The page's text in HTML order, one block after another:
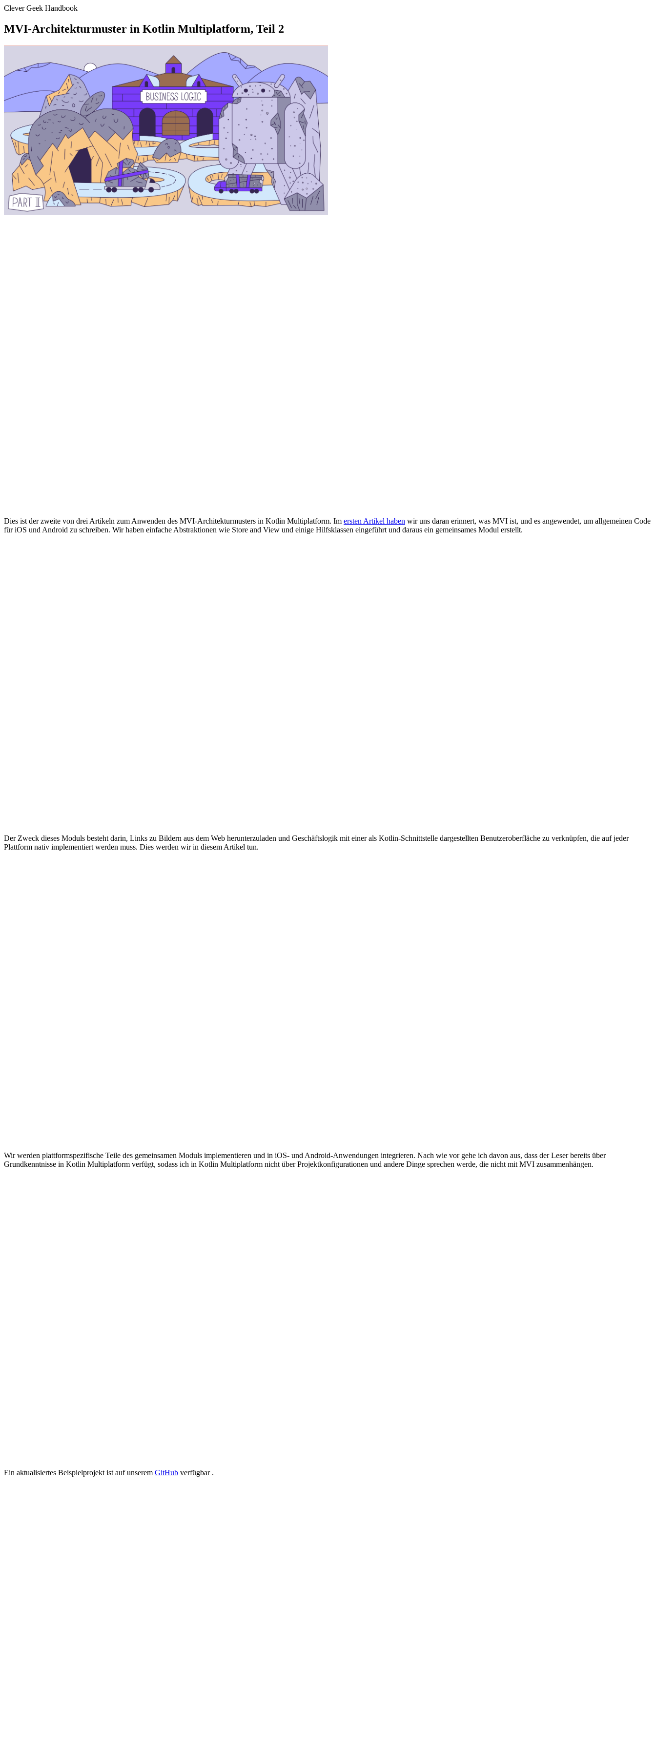
Clever Geek Handbook
MVI-Architekturmuster in Kotlin Multiplatform, Teil 2
Dies ist der zweite von drei Artikeln zum Anwenden des MVI-Architekturmusters in Kotlin Multiplatform. Im ersten Artikel haben wir uns daran erinnert, was MVI ist, und es angewendet, um allgemeinen Code
für iOS und Android zu schreiben. Wir haben einfache Abstraktionen wie Store and View und einige Hilfsklassen eingeführt und daraus ein gemeinsames Modul erstellt.
Der Zweck dieses Moduls besteht darin, Links zu Bildern aus dem Web herunterzuladen und Geschäftslogik mit einer als Kotlin-Schnittstelle dargestellten Benutzeroberfläche zu verknüpfen, die auf jeder
Plattform nativ implementiert werden muss. Dies werden wir in diesem Artikel tun.
Wir werden plattformspezifische Teile des gemeinsamen Moduls implementieren und in iOS- und Android-Anwendungen integrieren. Nach wie vor gehe ich davon aus, dass der Leser bereits über
Grundkenntnisse in Kotlin Multiplatform verfügt, sodass ich in Kotlin Multiplatform nicht über Projektkonfigurationen und andere Dinge sprechen werde, die nicht mit MVI zusammenhängen.
Ein aktualisiertes Beispielprojekt ist auf unserem GitHub verfügbar .